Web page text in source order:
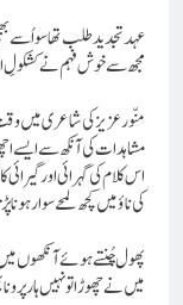
عہد تجدید طلب تھا سو اُسے
مجھ سے خوش فہم نے کشکولِ
منّور عزیز کی شاعری میں
مشاہدات کی آنکھ سے ایسے
اس کلام کی گہرائی اور
کی ناؤ میں کچھ لمحے سوار
پھول چُنتے ہوئے آنکھوں
میں نے چھوڑا تو نہیں ہار